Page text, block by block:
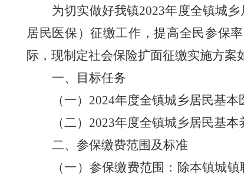
为切实做好我镇2023年度全镇城乡
居民医保 ）征缴工作 ，提高全民参保
际 ， 现制定社会保险扩面征缴实施方案
一、目标任务
（一） 2024年度全镇城乡居民基本
（二） 2023年度全镇城乡居民基本
二、参保缴费范围及标准
（一）参保缴费范围 ： 除本镇城镇